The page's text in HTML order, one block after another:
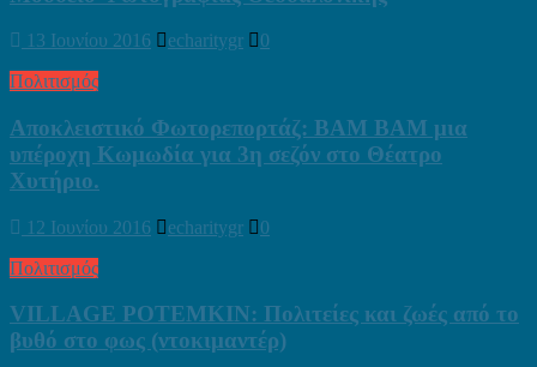
13 Ιουνίου 2016 echaritygr
0
Πολιτισμός
Αποκλειστικό Φωτορεπορτάζ: BAM BAM μια
υπέροχη Κωμωδία για 3η σεζόν στο Θέατρο
Χυτήριο.
12 Ιουνίου 2016 echaritygr
0
Πολιτισμός
VILLAGE POTEMKIN: Πολιτείες και ζωές από το
βυθό στο φως (ντοκιμαντέρ)